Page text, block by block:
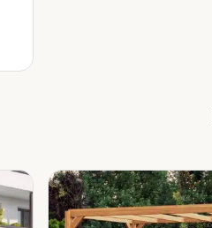
la section du bois est
se distingue par sa
et l’arsenic. Ce
divers facteurs
les prochaines années.